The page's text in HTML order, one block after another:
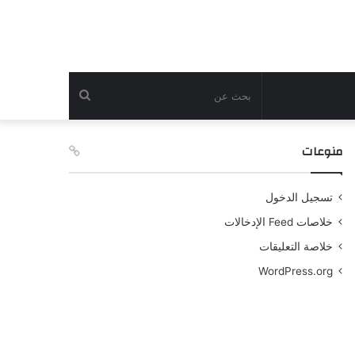
بحث
عن منوعات
تسجيل الدخول
خلاصات Feed الإدخالات
خلاصة التعليقات
WordPress.org